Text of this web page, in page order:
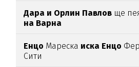
Дара и Орлин Павлов ще
на Варна
Енцо Мареска иска Енцо
Сити